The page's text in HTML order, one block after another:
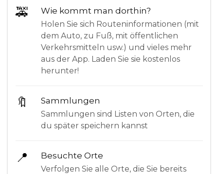
🚕 Wie kommt man dorthin?
Holen Sie sich Routeninformationen (mit
dem Auto, zu Fuß, mit öffentlichen
Verkehrsmitteln usw.) und vieles mehr
aus der App. Laden Sie sie kostenlos
herunter!
🔖 Sammlungen
Sammlungen sind Listen von Orten, die
du später speichern kannst
📍 Besuchte Orte
Verfolgen Sie alle Orte, die Sie bereits